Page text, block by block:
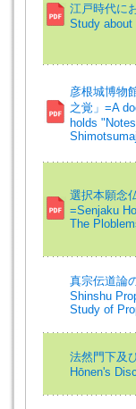
江戸時代に
Study about
彦根城博物
之覚」=A
holds
選択本願念
=Senjaku
The
真宗伝道論
Shinshu
Study of
法然門下及
Hōnen's